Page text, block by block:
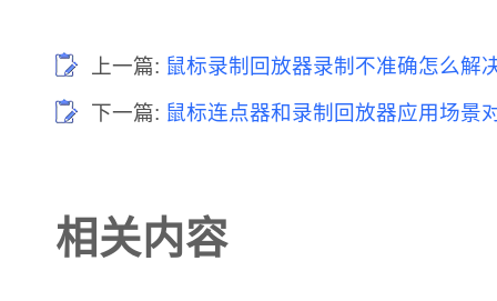
上一篇: 鼠标录制回放器录制不准确怎么解
下一篇: 鼠标连点器和录制回放器应用场景
相关内容